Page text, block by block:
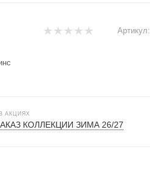
Артикул:
АКЦИЯХ
КОЛЛЕКЦИИ ЗИМА 26/27